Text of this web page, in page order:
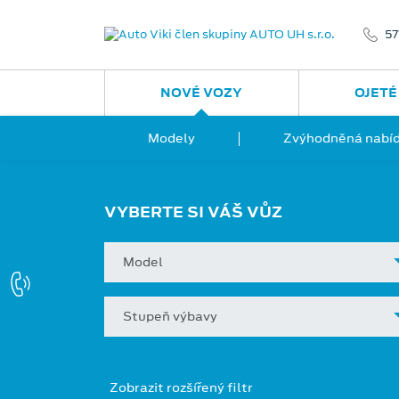
NOVÉ VOZY
Modely Zvýhodněná
VYBERTE SI VÁŠ VŮZ
Model
Stupeň výbavy
Zobrazit rozšířený filtr